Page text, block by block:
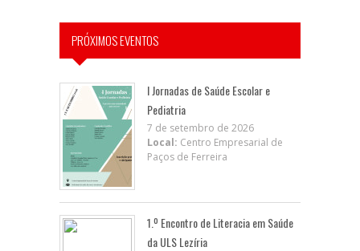
PRÓXIMOS EVENTOS
I Jornadas de Saúde Escolar e
Pediatria
7 de setembro de 2026
Local: Centro Empresarial de
Paços de Ferreira
1.º Encontro de Literacia em Saúde
da ULS Lezíria